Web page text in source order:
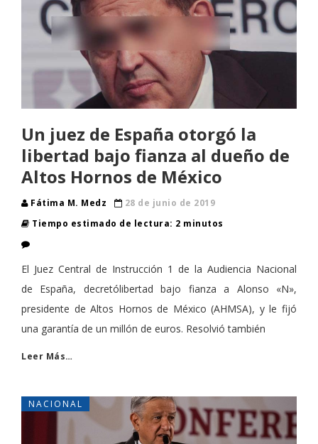
Un juez de España otorgó la
libertad bajo fianza al dueño de
Altos Hornos de México
Fátima M. Medz
28 de junio de 2019
Tiempo estimado de lectura: 2 minutos
El Juez Central de Instrucción 1 de la Audiencia Nacional
de España, decretólibertad bajo fianza a Alonso «N»,
presidente de Altos Hornos de México (AHMSA), y le fijó
una garantía de un millón de euros. Resolvió también
Leer Más…
NACIONAL